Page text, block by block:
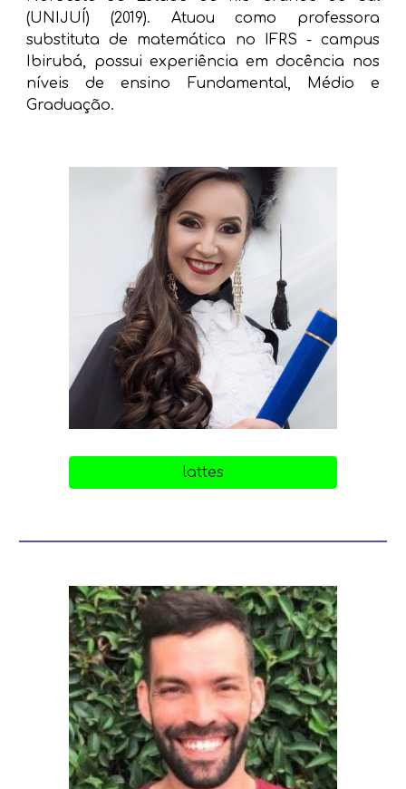
(UNIJUÍ) (2019). Atuou como professora
substituta de matemática no IFRS - campus
Ibirubá, possui experiência em docência nos
níveis de ensino Fundamental, Médio e
Graduação.
lattes